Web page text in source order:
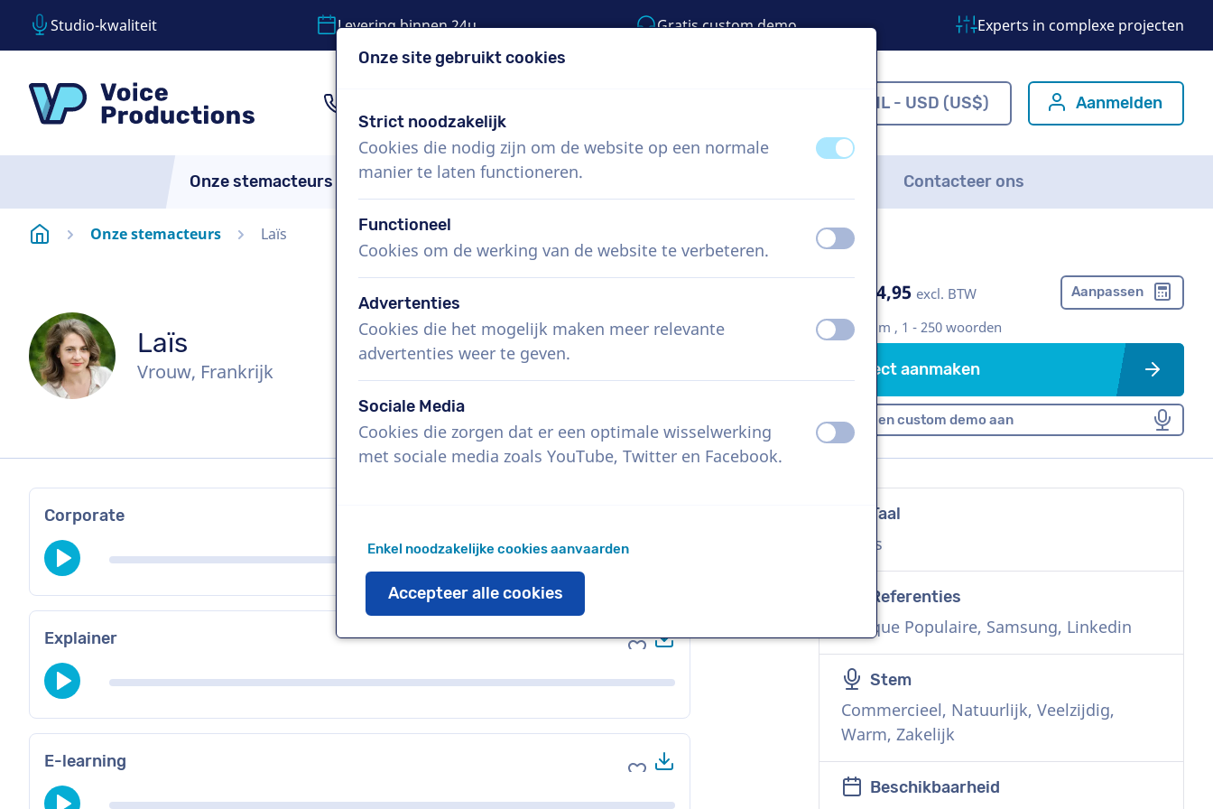
Studio-kwaliteit Levering binnen 24u Gratis custom demo Experts in complexe projecten
NL - USD (US$) Aanmelden
Onze stemacteurs Over ons Hoe werkt het? Contacteer ons
StartpaginaOnze stemacteurs Laïs
Laïs
Vrouw, Frankrijk
US$ 304,95 excl. BTW Aanpassen
Bedrijfsfilm , 1 - 250 woorden
Project aanmaken
Vraag een custom demo aan
Taal
Frans
Referenties
Banque Populaire, Samsung, Linkedin
Stem
Commercieel, Natuurlijk, Veelzijdig,
Warm, Zakelijk
Beschikbaarheid
Corporate
Explainer Voeg toe aan favorieten
Download
E-learning Voeg toe aan favorieten
Onze site gebruikt cookies
Strict noodzakelijk
Cookies die nodig zijn om de website op een normale
manier te laten functioneren.
uit aan
Functioneel
Cookies om de werking van de website te verbeteren. uit aan
Advertenties
Cookies die het mogelijk maken meer relevante
advertenties weer te geven.
uit aan
Sociale Media
Cookies die zorgen dat er een optimale wisselwerking
met sociale media zoals YouTube, Twitter en Facebook.
uit aan
Enkel noodzakelijke cookies aanvaarden
Accepteer alle cookies